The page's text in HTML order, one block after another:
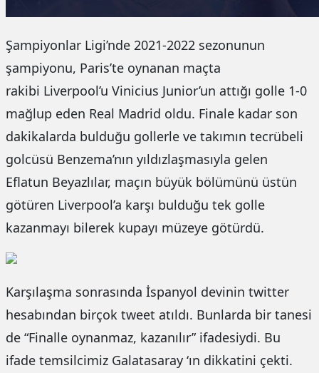
Şampiyonlar Ligi’nde 2021-2022 sezonunun
şampiyonu, Paris’te oynanan maçta
rakibi Liverpool’u Vinicius Junior’un attığı golle 1-0
mağlup eden Real Madrid oldu. Finale kadar son
dakikalarda bulduğu gollerle ve takımın tecrübeli
golcüsü Benzema’nın yıldızlaşmasıyla gelen
Eflatun Beyazlılar, maçın büyük bölümünü üstün
götüren Liverpool’a karşı bulduğu tek golle
kazanmayı bilerek kupayı müzeye götürdü.
Karşılaşma sonrasında İspanyol devinin twitter
hesabından birçok tweet atıldı. Bunlarda bir tanesi
de “Finalle oynanmaz, kazanılır” ifadesiydi. Bu
ifade temsilcimiz Galatasaray ‘ın dikkatini çekti.